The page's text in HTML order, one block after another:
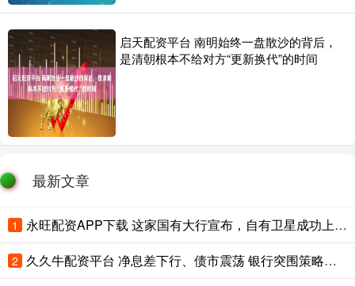
启天配资平台 南明始终一盘散沙的背后，
是清朝根本不给对方“更新换代”的时间
最新文章
1 永旺配资APP下载 这家国有大行宣布，自有卫星成功上天！
2 久久牛配资平台 净息差下行、债市震荡 银行突围策略备受机构关注